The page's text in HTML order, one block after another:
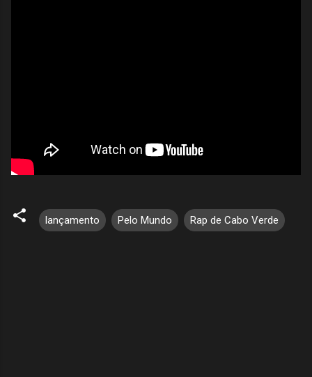
lançamento Pelo Mundo Rap de Cabo Verde